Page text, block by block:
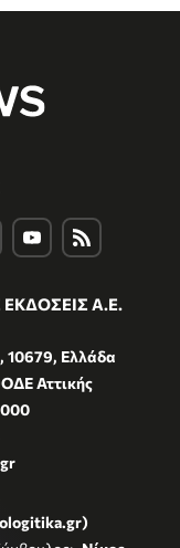
Α.Ε.
10679, Ελλάδα
Αττικής